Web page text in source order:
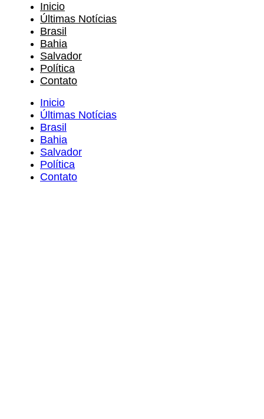
Inicio
Últimas Notícias
Brasil
Bahia
Salvador
Política
Contato
Inicio
Últimas Notícias
Brasil
Bahia
Salvador
Política
Contato